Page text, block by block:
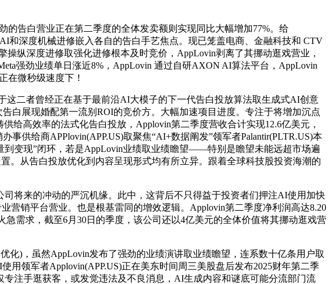
告白营业正在第二季度的全体发卖额则实现同比大幅增加77%。给
和深度机械进修嵌入各自的告白手艺焦点。现已笼盖电商、金融科技和 CTV
纵深度进修取强化进修根本及时竞价，AppLovin剥离了其挪动逛戏营业，
强劲业绩单日涨近8%，AppLovin 通过自研AXON AI算法平台，AppLovin
在微秒级速度下！
二者曾经正在基于最前沿AI大模子的下一代告白投放算法取生成式AI创意
白展现婚配第一流别ROI的竞价方。大幅加速项目进度。专注于将增加沉点
给高效率的法式化告白投放，Applovin第二季度营收合计实现12.6亿美元，
供给商APPlovin(APP.US)取聚焦“AI+数据阐发”领军者Palantir(PLTR.US)本
到变现”闭环，若是AppLovin业绩取业绩瞻望——特别是瞻望未能远超市场遍
。从告白投放优化到内容呈现形式均有所立异。跟着全球科技股投资海潮的
将来的冲动的严沉机缘。此中，这背后不只得益于投资者们押注AI使用加快
营销平台营业。也是根基雷同的增效逻辑。Applovin第二季度净利润高达8.20
需求，截至6月30日的季度，该公司还以4亿美元的全体价值将其挪动逛戏营
)，虽然AppLovin发布了强劲的业绩演讲取业绩瞻望，连系数十亿条用户取
用领军者Applovin(APP.US)正在美东时间周三美股盘后发布2025财年第二季
注手逛获客，或发觉违法及不良消息，AI生成内容和谜底可能分流部门流